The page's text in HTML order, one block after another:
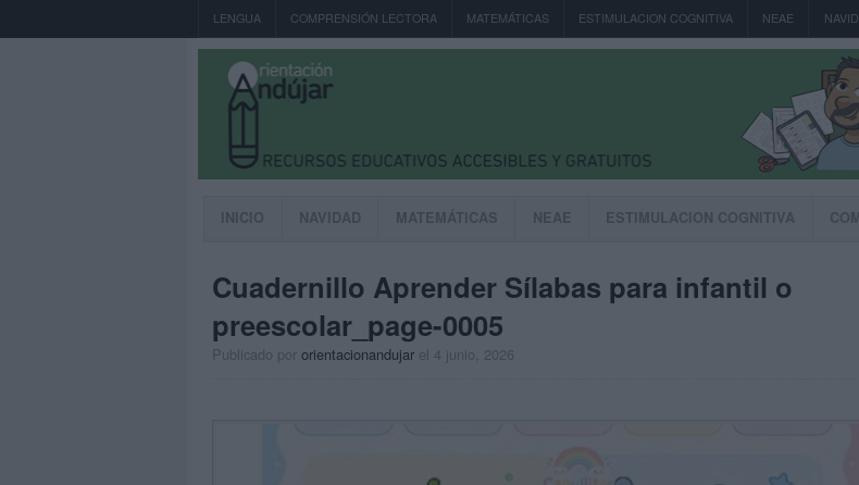
LENGUA COMPRENSIÓN LECTORA MATEMÁTICAS ESTIMULACION COGNITIVA NEAE
INICIO NAVIDAD MATEMÁTICAS NEAE ESTIMULACION COGNITIVA
Cuadernillo Aprender Sílabas para infantil o
preescolar_page-0005
Publicado por orientacionandujar el 4 junio, 2026